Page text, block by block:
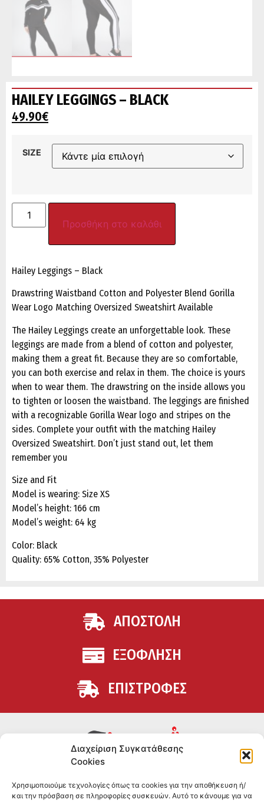
Διαχείριση Συγκατάθεσης
Cookies
Χρησιμοποιούμε τεχνολογίες όπως τα cookies για την αποθήκευση ή/
και την πρόσβαση σε πληροφορίες συσκευών. Αυτό το κάνουμε για να
HAILEY LEGGINGS – BLACK
49.90€
SIZE
Προσθήκη στο καλάθι
Hailey Leggings – Black
Drawstring Waistband Cotton and Polyester Blend Gorilla
Wear Logo Matching Oversized Sweatshirt Available
The Hailey Leggings create an unforgettable look. These
leggings are made from a blend of cotton and polyester,
making them a great fit. Because they are so comfortable,
you can both exercise and relax in them. The choice is yours
when to wear them. The drawstring on the inside allows you
to tighten or loosen the waistband. The leggings are finished
with a recognizable Gorilla Wear logo and stripes on the
sides. Complete your outfit with the matching Hailey
Oversized Sweatshirt. Don’t just stand out, let them
remember you
Size and Fit
Model is wearing: Size XS
Model’s height: 166 cm
Model’s weight: 64 kg
Color: Black
Quality: 65% Cotton, 35% Polyester
ΑΠΟΣΤΟΛΗ
ΕΞΟΦΛΗΣΗ
ΕΠΙΣΤΡΟΦΕΣ
θέλουν να βελτιώσουν τη διατροφή και την υγεία τους.